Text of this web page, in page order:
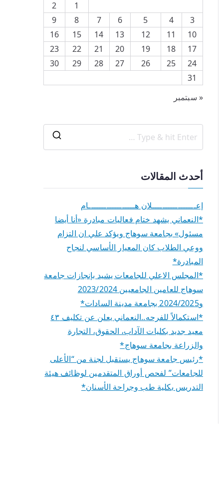
1
2
3
4
5
6
7
8
9
10
11
12
13
14
15
16
17
18
19
20
21
22
23
24
25
26
27
28
29
30
31
« سبتمبر
أحدث المقالات
إعـــــــــــــــــلان هــــــــــــــــــام
*النعماني يشهد ختام فعاليات مبادرة «أنا أيضا
مسئول» بجامعة سوهاج ويؤكد علي ان التزام
ووعي الطلاب كان المعيار الأساسي لنجاح
المبادرة*
*المجلس الاعلي للجامعات يشيد بإنجازات جامعة
سوهاج للعامين الجامعيين 2023/2024
و2024/2025 بجامعة مدينة السادات*
*استكمالاً للفرحه..النعماني يعلن عن تكليف ٤٣
معيد جديد بكليات الآداب، الحقوق، التجارة
والزراعة بجامعة سوهاج*
*رئيس جامعة سوهاج يستقبل لجنة من “الأعلى
للجامعات” لفحص أوراق المتقدمين لوظائف هيئة
التدريس بكلية طب وجراحة الأسنان*